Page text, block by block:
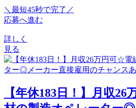
＼最短45秒で完了／
応募へ進む
詳しく
見る
【年休183日！】月収